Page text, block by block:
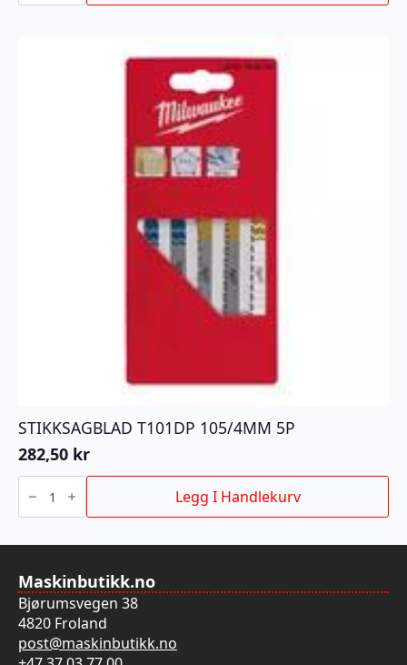
300MM
STIKKSAGBLAD T101DP 105/4MM 5P
282,50 kr
STIKKSAGBLAD
T101DP
105/4MM
5P
Legg I Handlekurv
Maskinbutikk.no
Bjørumsvegen 38
4820 Froland
post@maskinbutikk.no